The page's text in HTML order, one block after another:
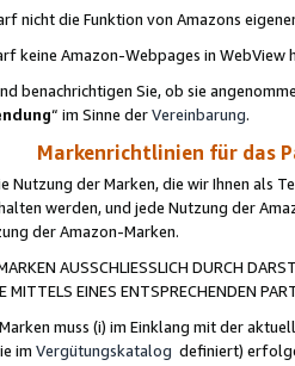
nicht die Funktion von Amazons
keine Amazon-Webpages in WebView
benachrichtigen Sie, ob sie
“ im Sinne derVereinbarung.
Markenrichtlinien für das
Nutzung der Marken, die wir Ihnen als
werden, und jede Nutzung der
der Amazon-Marken.
AUSSCHLIESSLICH DURCH
EINES ENTSPRECHENDEN
muss (i) im Einklang mit der
im Vergütungskatalog definiert)